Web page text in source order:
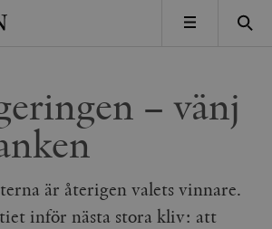
MENY
– vänj
är återigen valets vinnare.
inför nästa stora kliv: att